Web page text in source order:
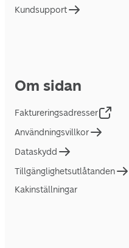
Kundsupport
Om sidan
Faktureringsadresser
Användningsvillkor
Dataskydd
Tillgänglighetsutlåtanden
Kakinställningar